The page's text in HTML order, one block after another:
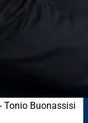
Buonassisi